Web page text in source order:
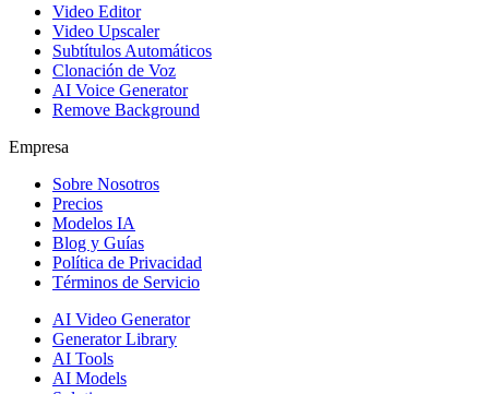
Video Editor
Video Upscaler
Subtítulos Automáticos
Clonación de Voz
AI Voice Generator
Remove Background
Empresa
Sobre Nosotros
Precios
Modelos IA
Blog y Guías
Política de Privacidad
Términos de Servicio
AI Video Generator
Generator Library
AI Tools
AI Models